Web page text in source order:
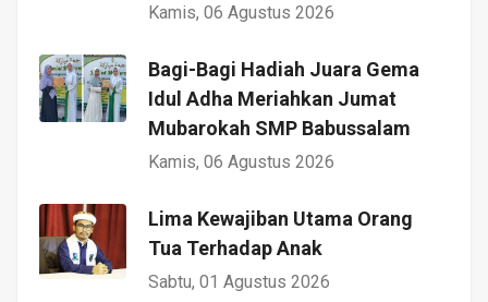
Kamis, 06 Agustus 2026
Bagi-Bagi Hadiah Juara Gema
Idul Adha Meriahkan Jumat
Mubarokah SMP Babussalam
Kamis, 06 Agustus 2026
Lima Kewajiban Utama Orang
Tua Terhadap Anak
Sabtu, 01 Agustus 2026